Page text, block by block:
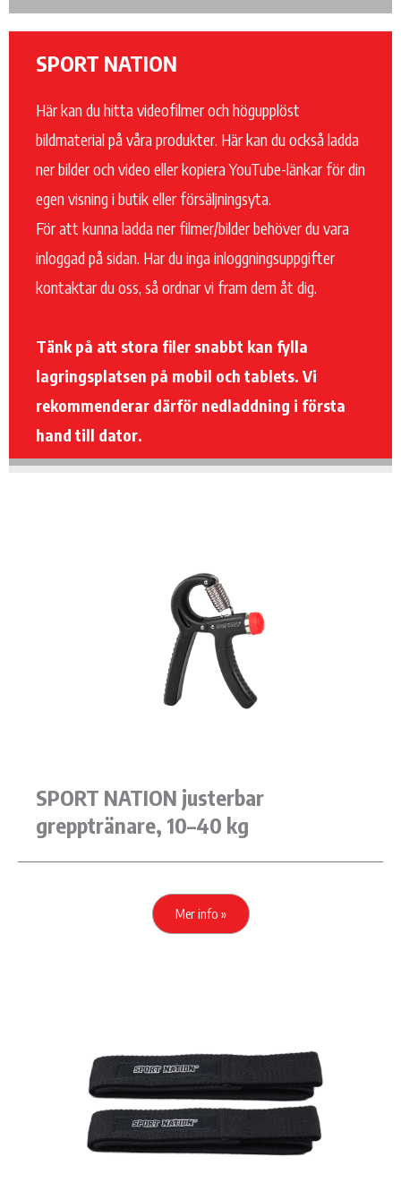
SPORT NATION
Här kan du hitta videofilmer och högupplöst
bildmaterial på våra produkter. Här kan du också ladda
ner bilder och video eller kopiera YouTube-länkar för din
egen visning i butik eller försäljningsyta.
För att kunna ladda ner filmer/bilder behöver du vara
inloggad på sidan. Har du inga inloggningsuppgifter
kontaktar du oss, så ordnar vi fram dem åt dig.
Tänk på att stora filer snabbt kan fylla
lagringsplatsen på mobil och tablets. Vi
rekommenderar därför nedladdning i första
hand till dator.
SPORT NATION justerbar
grepptränare, 10–40 kg
Mer info »